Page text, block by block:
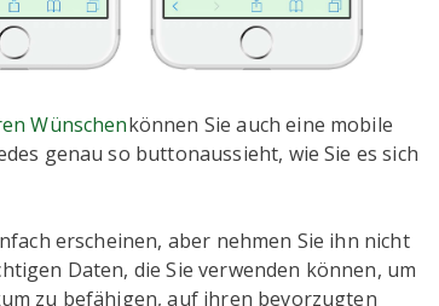
Wünschenkönnen Sie auch eine mobile
genau so buttonaussieht, wie Sie es sich
erscheinen, aber nehmen Sie ihn nicht
Daten, die Sie verwenden können, um
zu befähigen, auf ihren bevorzugten